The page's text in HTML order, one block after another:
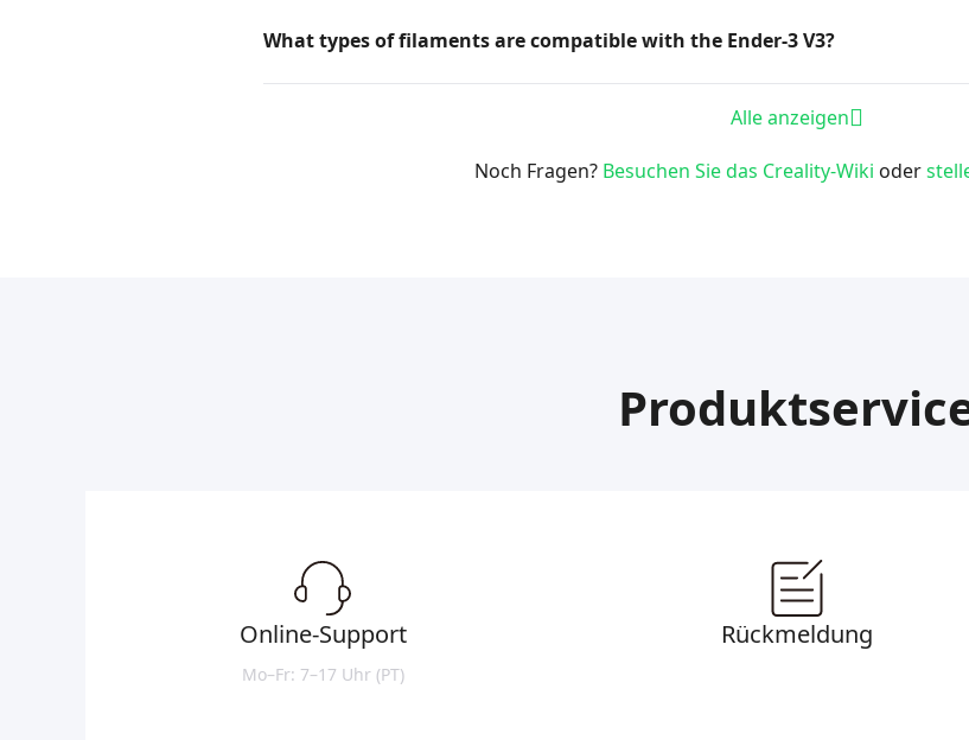
What types of filaments are compatible with the Ender-3 V3?
Alle anzeigen
Noch Fragen? Besuchen Sie das Creality-Wiki oder
Online-Support
Mo–Fr: 7–17 Uhr (PT)
Rückmeldung